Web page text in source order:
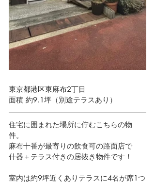
東京都港区東麻布2丁目
面積 約9.1坪（別途テラスあり）
住宅に囲まれた場所に佇むこちらの物
件。
麻布十番が最寄りの飲食可の路面店で
什器＋テラス付きの居抜き物件です！
室内は約9坪近くありテラスに4名が席1つ